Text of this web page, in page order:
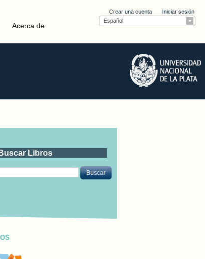
Crear una cuenta
Iniciar sesión
Español
Acerca de
Buscar Libros
Buscar